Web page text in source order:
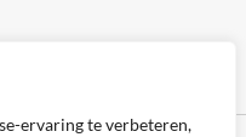
ervaring te verbeteren,